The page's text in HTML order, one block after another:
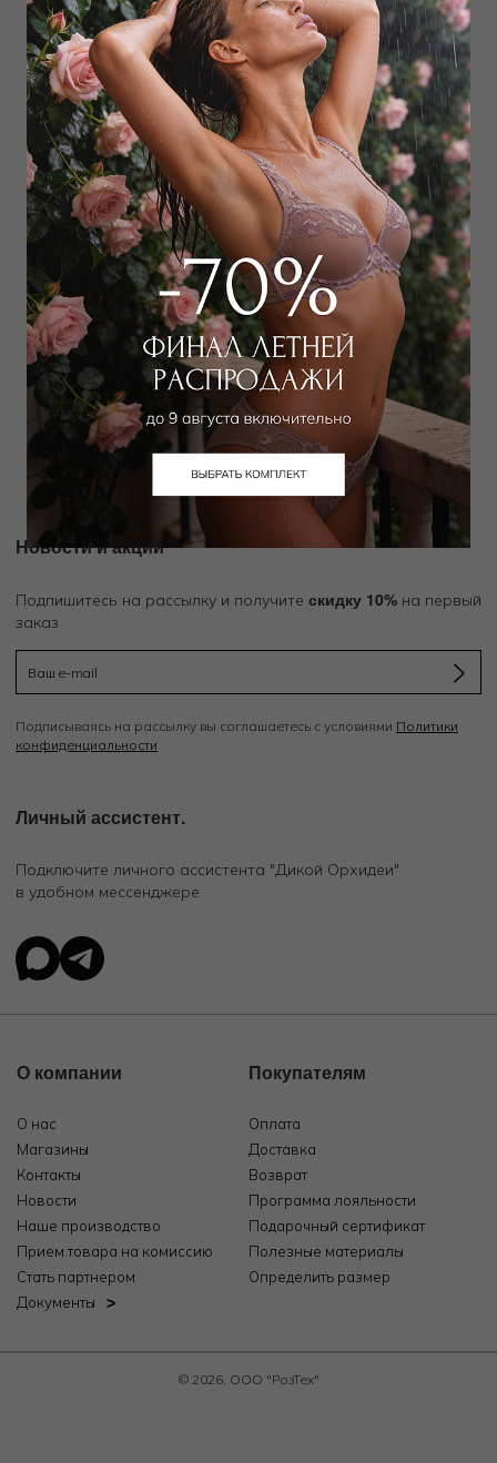
Купальник слитный с
мягкой чашкой
6 557 руб
Добавить в избранное
Новости и акции
Подпишитесь на рассылку и получите скидку 10% на первый
заказ
Подписываясь на рассылку вы соглашаетесь с условиями Политики
конфиденциальности
Личный ассистент.
Подключите личного ассистента "Дикой Орхидеи"
в удобном мессенджере
О компании
О нас
Магазины
Контакты
Новости
Наше производство
Прием товара на комиссию
Стать партнером
Документы
Покупателям
Оплата
Доставка
Возврат
Программа лояльности
Подарочный сертификат
Полезные материалы
Определить размер
© 2026, ООО "РозТех"